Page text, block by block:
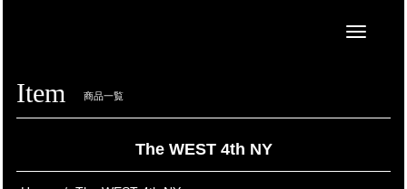
Toggle
Item 商品一覧
The WEST 4th NY